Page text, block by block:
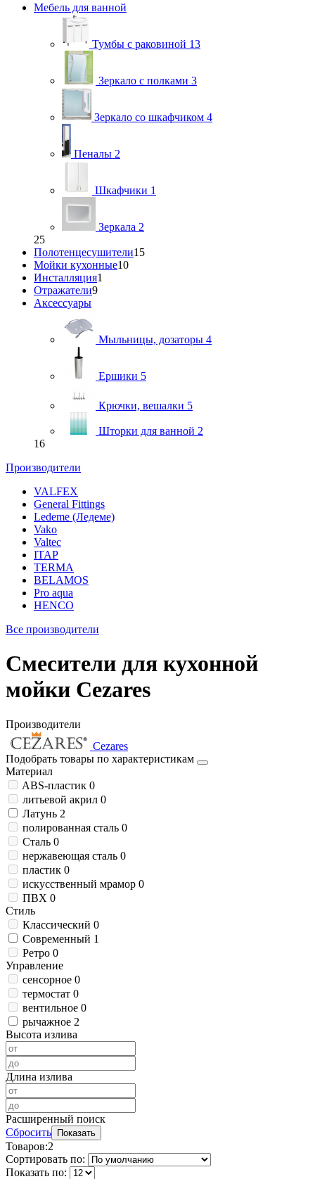
Мебель для ванной
Тумбы с раковиной 13
Зеркало с полками 3
Зеркало со шкафчиком 4
Пеналы 2
Шкафчики 1
Зеркала 2
25
Полотенцесушители15
Мойки кухонные10
Инсталляция1
Отражатели9
Аксессуары
Мыльницы, дозаторы 4
Ершики 5
Крючки, вешалки 5
Шторки для ванной 2
16
Производители
VALFEX
General Fittings
Ledeme (Ледеме)
Vako
Valtec
ITAP
TERMA
BELAMOS
Pro aqua
HENCO
Все производители
Смесители для кухонной
мойки Cezares
Производители
Cezares
Подобрать товары по характеристикам
Материал
ABS-пластик 0
литьевой акрил 0
Латунь 2
полированная сталь 0
Сталь 0
нержавеющая сталь 0
пластик 0
искусственный мрамор 0
ПВХ 0
Стиль
Классический 0
Современный 1
Ретро 0
Управление
сенсорное 0
термостат 0
вентильное 0
рычажное 2
Высота излива
Длина излива
Расширенный поиск
Сбросить
Показать
Товаров:2
Сортировать по:
Показать по: